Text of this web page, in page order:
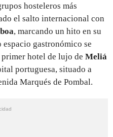
hosteleros más
el salto internacional con
, marcando un hito en su
gastronómico se
primer hotel de lujo de Meliá
portuguesa, situado a
Marqués de Pombal.